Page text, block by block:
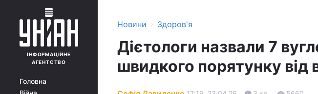
ІНФОРМАЦІЙНЕ
АГЕНТСТВО
Головна
Новини › Здоров'я
Дієтологи назвали 7
швидкого порятунку від